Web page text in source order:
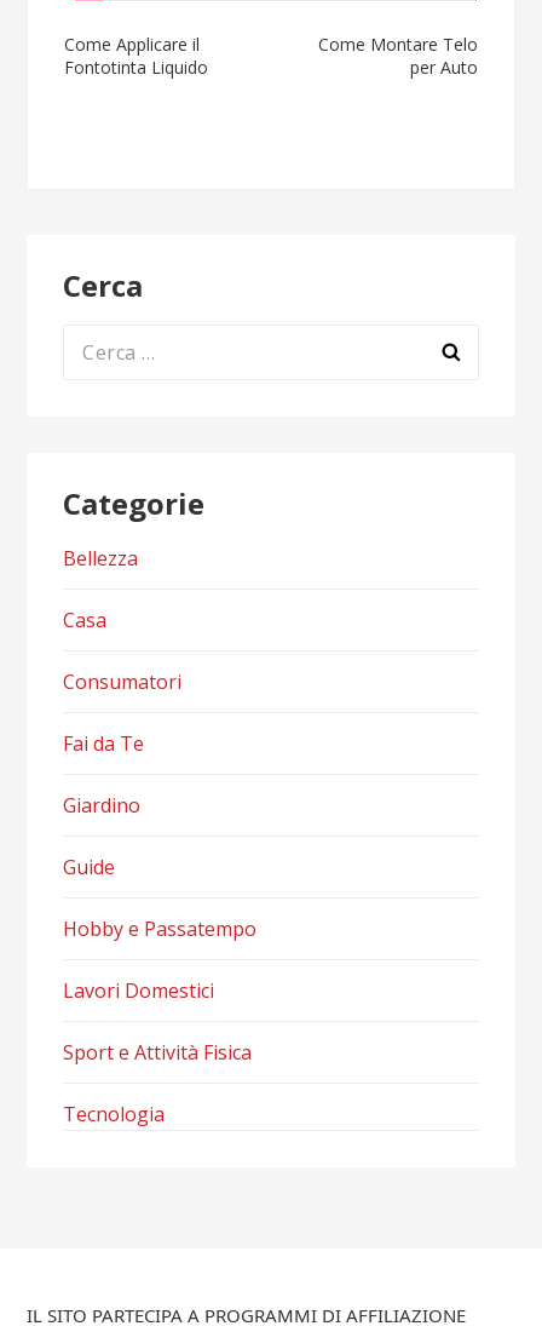
Navigazione
Come Applicare il
Fontotinta Liquido
Come Montare Telo
per Auto
Cerca
Ricerca
Categorie
Bellezza
Casa
Consumatori
Fai da Te
Giardino
Guide
Hobby e Passatempo
Lavori Domestici
Sport e Attività Fisica
Tecnologia
IL SITO PARTECIPA A PROGRAMMI DI AFFILIAZIONE